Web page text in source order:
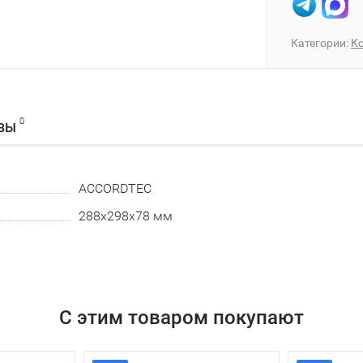
Категории:
0
ACCORDTEC
288х298х78 мм
С этим товаром покупают